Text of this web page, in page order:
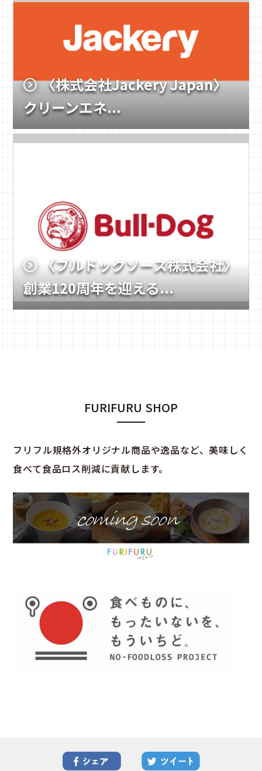
〈株式会社Jackery Japan〉
クリーンエネ...
〈ブルドックソース株式会社〉
創業120周年を迎える...
FURIFURU SHOP
フリフル規格外オリジナル商品や逸品など、美味しく
食べて食品ロス削減に貢献します。